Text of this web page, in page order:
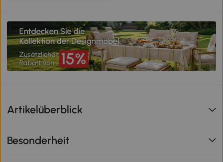
Artikelüberblick
Besonderheit